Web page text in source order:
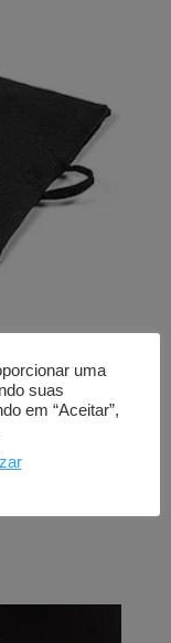
uma
suas
em “Aceitar”,